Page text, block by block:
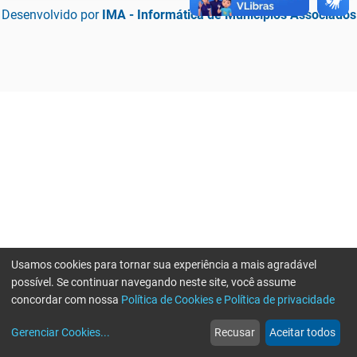
Desenvolvido por IMA - Informática de Municípios Associados
web
Notícias
more_horiz
Mais
Usamos cookies para tornar sua experiência a mais agradável
possível. Se continuar navegando neste site, você assume
concordar com nossa Política de Cookies e Política de privacidade
Gerenciar Cookies... Recusar Aceitar todos
Erro ao enviar informações, por favor tente novamente